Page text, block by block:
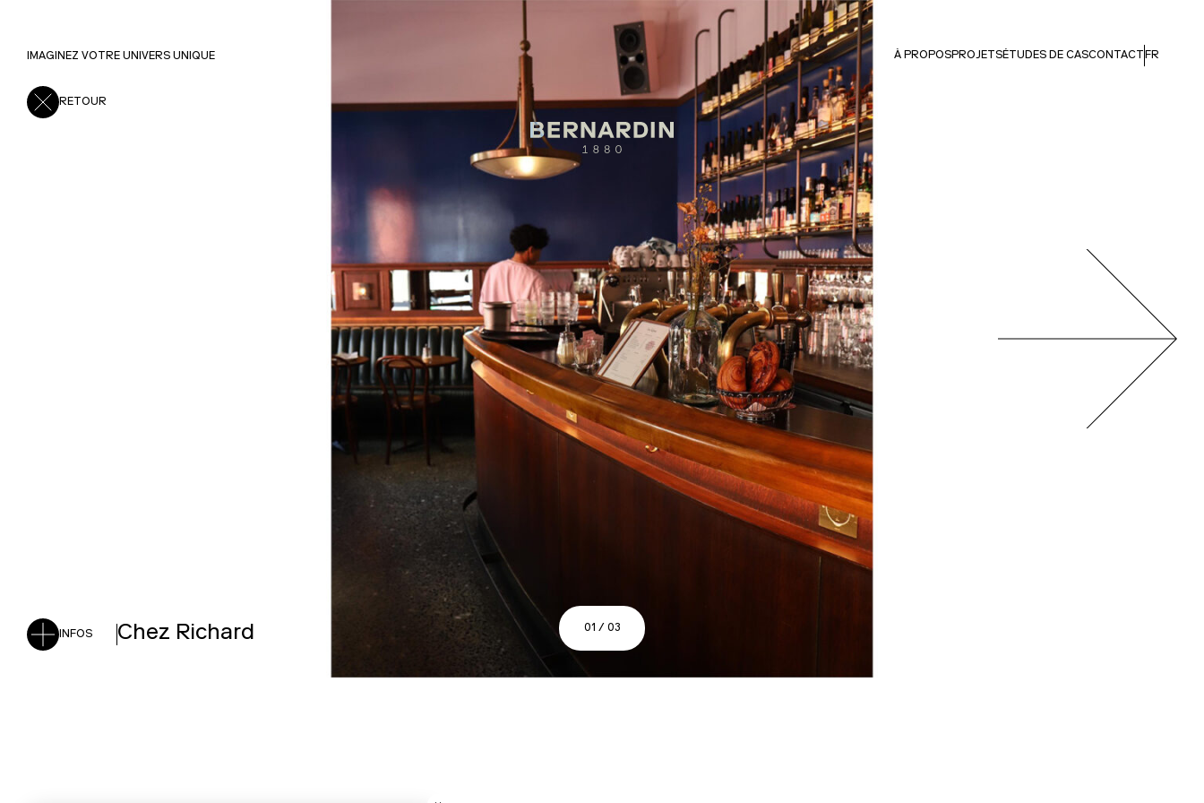
IMAGINEZ VOTRE UNIVERS UNIQUE À PROPOSPROJETSÉTUDES DE CASCONTACT FR
RETOUR
INFOS Chez Richard 01 / 03